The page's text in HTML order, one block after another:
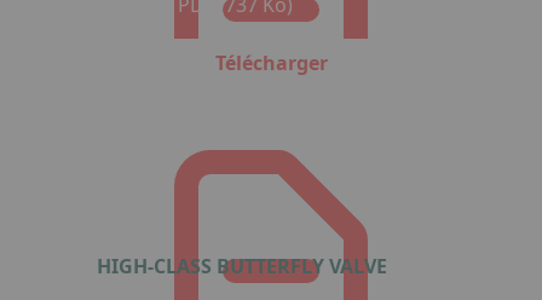
Télécharger
HIGH-CLASS BUTTERFLY VALVE